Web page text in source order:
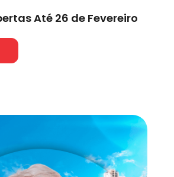
Até 26 de Fevereiro